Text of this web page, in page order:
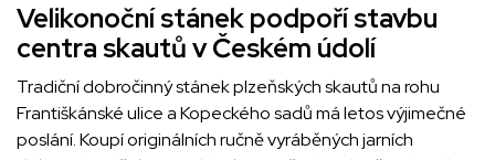
Velikonoční stánek podpoří stavbu
centra skautů v Českém údolí
Tradiční dobročinný stánek plzeňských skautů na rohu
Františkánské ulice a Kopeckého sadů má letos výjimečné
poslání. Koupí originálních ručně vyráběných jarních